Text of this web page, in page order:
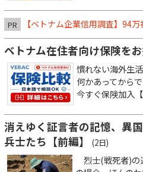
PR 【ベトナム企業信用調査】94
ベトナム在住者向け保険を
慣れない海外生
何かあってから
今すぐ保険加入
消えゆく証言者の記憶、異
兵士たち【前編】
(2日)
烈士(戦死者)の